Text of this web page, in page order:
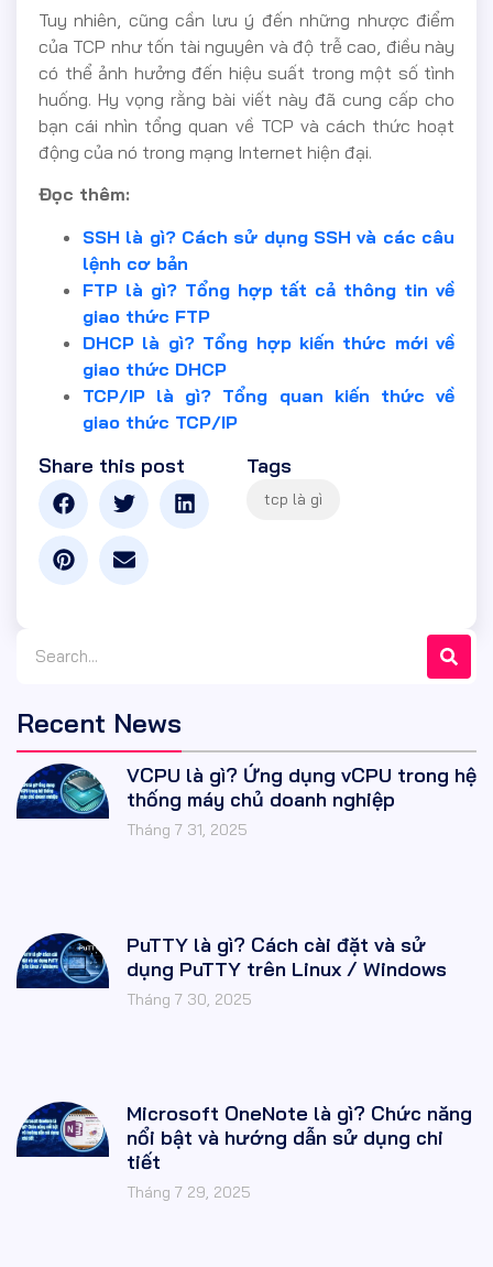
Tuy nhiên, cũng cần lưu ý đến những nhược điểm
của TCP như tốn tài nguyên và độ trễ cao, điều này
có thể ảnh hưởng đến hiệu suất trong một số tình
huống. Hy vọng rằng bài viết này đã cung cấp cho
bạn cái nhìn tổng quan về TCP và cách thức hoạt
động của nó trong mạng Internet hiện đại.
Đọc thêm:
SSH là gì? Cách sử dụng SSH và các câu
lệnh cơ bản
FTP là gì? Tổng hợp tất cả thông tin về
giao thức FTP
DHCP là gì? Tổng hợp kiến thức mới về
giao thức DHCP
TCP/IP là gì? Tổng quan kiến thức về
giao thức TCP/IP
Share this post Tags
Recent News
VCPU là gì? Ứng dụng vCPU trong hệ
thống máy chủ doanh nghiệp
Tháng 7 31, 2025
PuTTY là gì? Cách cài đặt và sử
dụng PuTTY trên Linux / Windows
Tháng 7 30, 2025
Microsoft OneNote là gì? Chức năng
nổi bật và hướng dẫn sử dụng chi
tiết
Tháng 7 29, 2025